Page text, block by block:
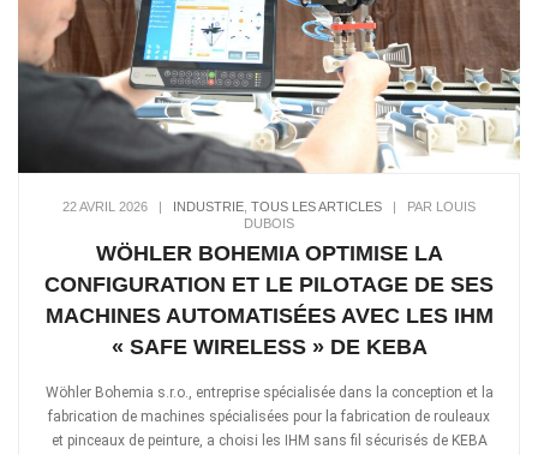
22 AVRIL 2026 | INDUSTRIE TOUS LES ARTICLES | PAR LOUIS
DUBOIS
WÖHLER BOHEMIA OPTIMISE LA
CONFIGURATION ET LE PILOTAGE DE SES
MACHINES AUTOMATISÉES AVEC LES IHM
« SAFE WIRELESS » DE KEBA
Wöhler Bohemia s.r.o., entreprise spécialisée dans la conception et la
fabrication de machines spécialisées pour la fabrication de rouleaux
et pinceaux de peinture, a choisi les IHM sans fil sécurisés de KEBA